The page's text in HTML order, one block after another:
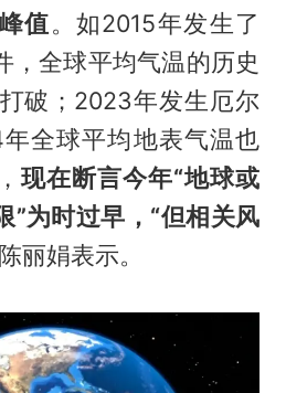
值。如2015年发生了
，全球平均气温的历史
破；2023年发生厄尔
全球平均地表气温也
现在断言今年“地球或
”为时过早，“但相关风
陈丽娟表示。